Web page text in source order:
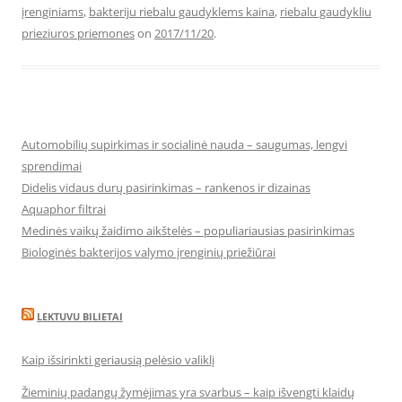
įrenginiams, bakteriju riebalu gaudyklems kaina, riebalu gaudykliu
prieziuros priemoneson 2017/11/20.
Automobilių supirkimas ir socialinė nauda – saugumas, lengvi
sprendimai
Didelis vidaus durų pasirinkimas – rankenos ir dizainas
Aquaphor filtrai
Medinės vaikų žaidimo aikštelės – populiariausias pasirinkimas
Biologinės bakterijos valymo įrenginių priežiūrai
LEKTUVU BILIETAI
Kaip išsirinkti geriausią pelėsio valiklį
Žieminių padangų žymėjimas yra svarbus – kaip išvengti klaidų